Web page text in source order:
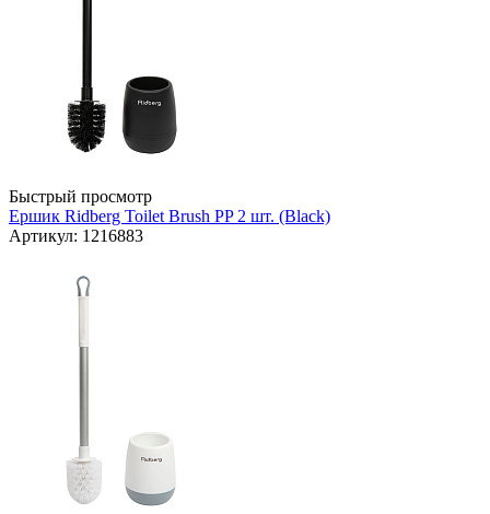
Быстрый просмотр
Ершик Ridberg Toilet Brush PP 2 шт. (Black)
Артикул: 1216883